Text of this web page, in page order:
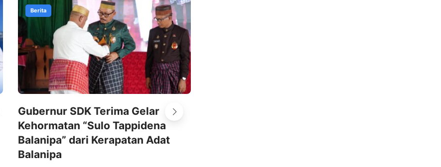
Berita
Gubernur SDK Terima Gelar
Kehormatan “Sulo Tappidena
Balanipa” dari Kerapatan Adat
Balanipa